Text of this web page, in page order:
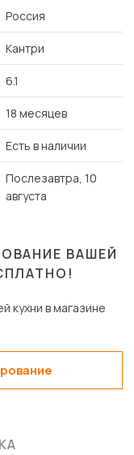
Россия
Кантри
6.1
18 месяцев
Есть в наличии
Послезавтра, 10
августа
ВАШЕЙ